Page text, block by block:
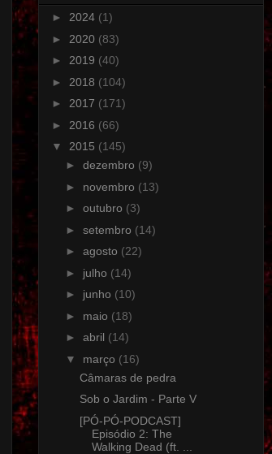
► 2024 (1)
► 2020 (83)
► 2019 (40)
► 2018 (104)
► 2017 (171)
► 2016 (66)
▼ 2015 (145)
► dezembro (9)
► novembro (13)
► outubro (3)
► setembro (14)
► agosto (22)
► julho (14)
► junho (10)
► maio (18)
► abril (14)
▼ março (16)
Câmaras de pedra
Sob o Jardim - Parte V
[PÓ-PÓ-PODCAST]
Episódio 2: The
Walking Dead (ft. ...